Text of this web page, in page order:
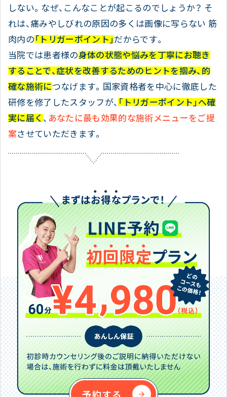
しない。なぜ、こんなことが起こるのでしょうか？ そ
れは、痛みやしびれの原因の多くは画像に写らない 筋
肉内の「トリガーポイント」だからです。
当院では患者様の身体の状態や悩みを丁寧にお聴き
することで、症状を改善するためのヒントを掴み、的
確な施術につなげます。国家資格者を中心に徹底した
研修を修了したスタッフが、「トリガーポイント」へ確
実に届く、 あなたに最も効果的な施術メニューをご提
案させていただきます。
予約する